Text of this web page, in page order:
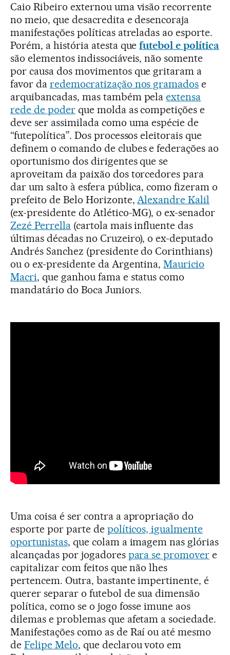
Caio Ribeiro externou uma visão recorrente
no meio, que desacredita e desencoraja
manifestações políticas atreladas ao esporte.
Porém, a história atesta quefutebol e política
são elementos indissociáveis, não somente
por causa dos movimentos que gritaram a
favor da redemocratização nos gramados e
arquibancadas, mas também pelaextensa
rede de poderque molda as competições e
deve ser assimilada como uma espécie de
“futepolítica”. Dos processos eleitorais que
definem o comando de clubes e federações ao
oportunismo dos dirigentes que se
aproveitam da paixão dos torcedores para
dar um salto à esfera pública, como fizeram o
prefeito de Belo Horizonte,Alexandre Kalil
(ex-presidente do Atlético-MG), o ex-senador
Zezé Perrella(cartola mais influente das
últimas décadas no Cruzeiro), o ex-deputado
Andrés Sanchez (presidente do Corinthians)
ou o ex-presidente da Argentina,Mauricio
Macri, que ganhou fama e status como
mandatário do Boca Juniors.
Uma coisa é ser contra a apropriação do
esporte por parte de políticos, igualmente
oportunistas, que colam a imagem nas glórias
alcançadas por jogadores para se promover e
capitalizar com feitos que não lhes
pertencem. Outra, bastante impertinente, é
querer separar o futebol de sua dimensão
política, como se o jogo fosse imune aos
dilemas e problemas que afetam a sociedade.
Manifestações como as de Raí ou até mesmo
de Felipe Melo, que declarou voto em